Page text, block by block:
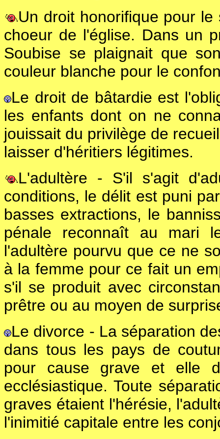
Un droit honorifique pour
choeur de l'église. Dans un
Soubise se plaignait que
couleur blanche pour le
Le droit de bâtardie est
les enfants dont on ne
jouissait du privilège de
laisser d'héritiers légitimes.
L'adultère - S'il s'agit
conditions, le délit est puni
basses extractions, le
pénale reconnaît au mari
l'adultère pourvu que ce ne
à la femme pour ce fait un
s'il se produit avec
prêtre ou au moyen de
Le divorce - La séparation
dans tous les pays de
pour cause grave et elle
ecclésiastique. Toute
graves étaient l'hérésie,
l'inimitié capitale entre les